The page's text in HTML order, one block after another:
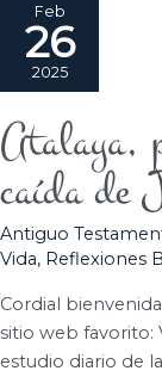
Feb
26
2025
Atalaya,
caída de
Antiguo
Vida, Reflexiones
Cordial
sitio web favorito:
estudio diario de
profeta,
Dios
justo
caída
de